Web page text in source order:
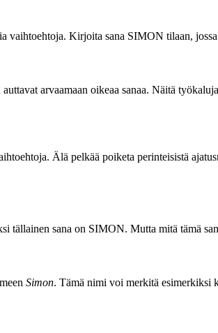
vaihtoehtoja. Kirjoita sana SIMON tilaan,
arvaamaan oikeaa sanaa. Näitä
Älä pelkää poiketa perinteisistä
tällainen sana on SIMON. Mutta mitä tämä
Simon. Tämä nimi voi merkitä esimerkiksi